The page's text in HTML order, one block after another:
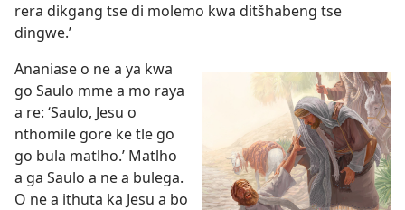
rera dikgang tse di molemo kwa ditšhabeng tse
dingwe.’
Ananiase o ne a ya kwa
go Saulo mme a mo raya
a re: ‘Saulo, Jesu o
nthomile gore ke tle go
go bula matlho.’ Matlho
a ga Saulo a ne a bulega.
O ne a ithuta ka Jesu a bo